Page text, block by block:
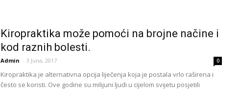
Kiropraktika može pomoći na brojne načine i
kod raznih bolesti.
Admin - 3 Juna, 2017 0
Kiropraktika je alternativna opcija liječenja koja je postala vrlo raširena i
često se koristi. Ove godine su milijuni ljudi u cijelom svijetu posjetili